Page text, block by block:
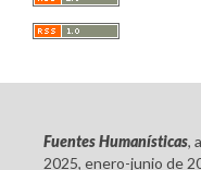
Fuentes Humanísticas,
2025, enero-junio de